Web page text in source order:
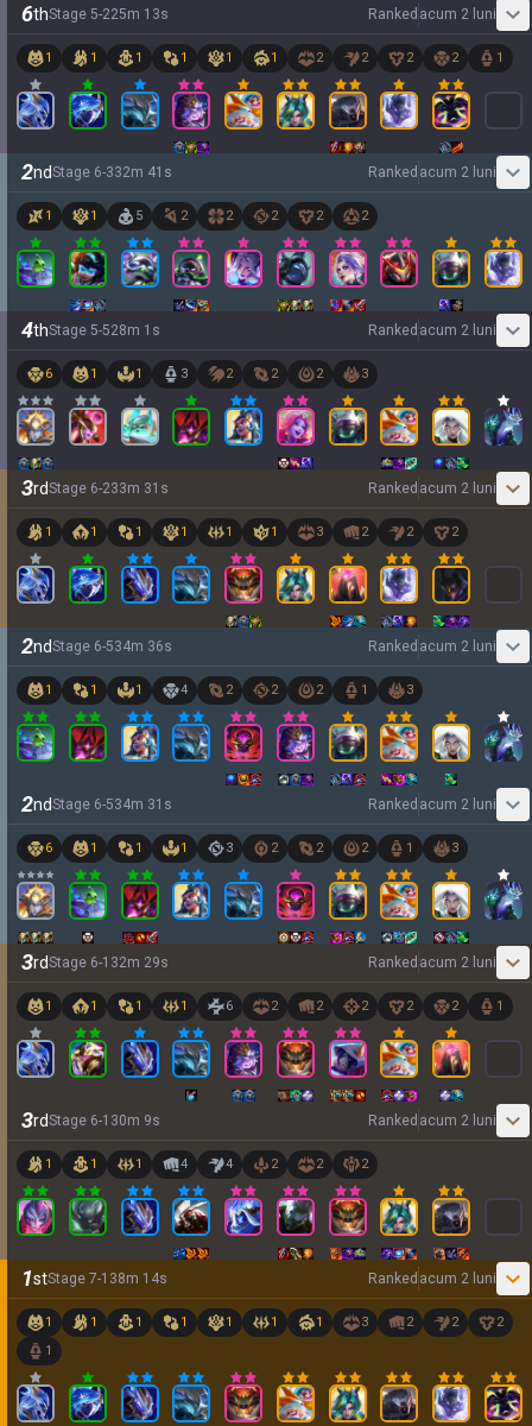
6thStage 5-225m 13s Ranked acum 2 luni
1 1 1 1 1 1 2 2 2 2 1
2ndStage 6-332m 41 s Ranked acum 2 luni
1 1 5 2 2 2 2 2
4thStage 5-528m 1 s Ranked acum 2 luni
6 1 1 3 2 2 2 3
3rdStage 6-233m 31 s Ranked acum 2 luni
1 1 1 1 1 1 3 2 2 2
2ndStage 6-534m 36s Ranked acum 2 luni
1 1 1 4 2 2 2 1 3
2ndStage 6-534m 31 s Ranked acum 2 luni
6 1 1 1 3 2 2 2 1 3
3rdStage 6-1 32m 29s Ranked acum 2 luni
1 1 1 1 6 2 2 2 2 2 1
3rdStage 6-1 30m 9s Ranked acum 2 luni
1 1 1 4 4 2 2 2
1stStage 7-1 38m 14s Ranked acum 2 luni
1 1 1 1 1 1 1 3 2 2
2
1